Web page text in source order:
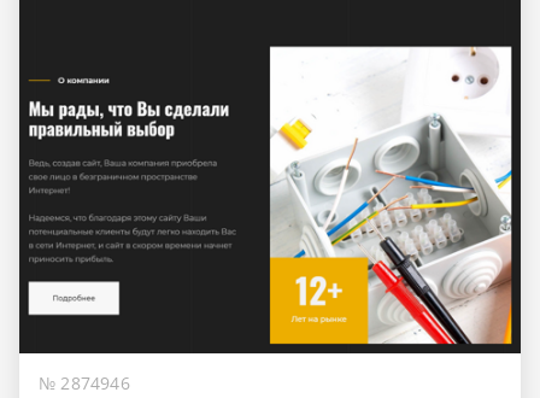
№ 2874946